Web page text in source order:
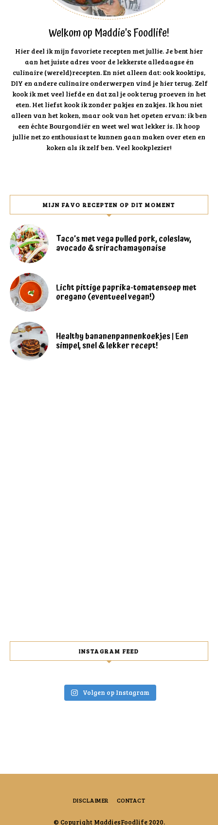
Welkom op Maddie's Foodlife!
Hier deel ik mijn favoriete recepten met jullie. Je bent hier
aan het juiste adres voor de lekkerste alledaagse én
culinaire (wereld)recepten. En niet alleen dat: ook kooktips,
DIY en andere culinaire onderwerpen vind je hier terug. Zelf
kook ik met veel liefde en dat zal je ook terug proeven in het
eten. Het liefst kook ik zonder pakjes en zakjes. Ik hou niet
alleen van het koken, maar ook van het opeten ervan: ik ben
een échte Bourgondiër en weet wel wat lekker is. Ik hoop
jullie net zo enthousiast te kunnen gaan maken over eten en
koken als ik zelf ben. Veel kookplezier!
MIJN FAVO RECEPTEN OP DIT MOMENT
Taco’s met vega pulled pork, coleslaw,
avocado & srirachamayonaise
Licht pittige paprika-tomatensoep met
oregano (eventueel vegan!)
Healthy bananenpannenkoekjes | Een
simpel, snel & lekker recept!
INSTAGRAM FEED
Volgen op Instagram
DISCLAIMER CONTACT
© Copyright MaddiesFoodlife 2020.